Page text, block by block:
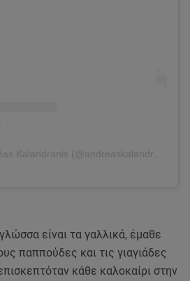
A post shared by Andréas Kalandranis (@andreaskalandranis)
είναι τα γαλλικά, έμαθε
παππούδες και τις γιαγιάδες
κάθε καλοκαίρι στην